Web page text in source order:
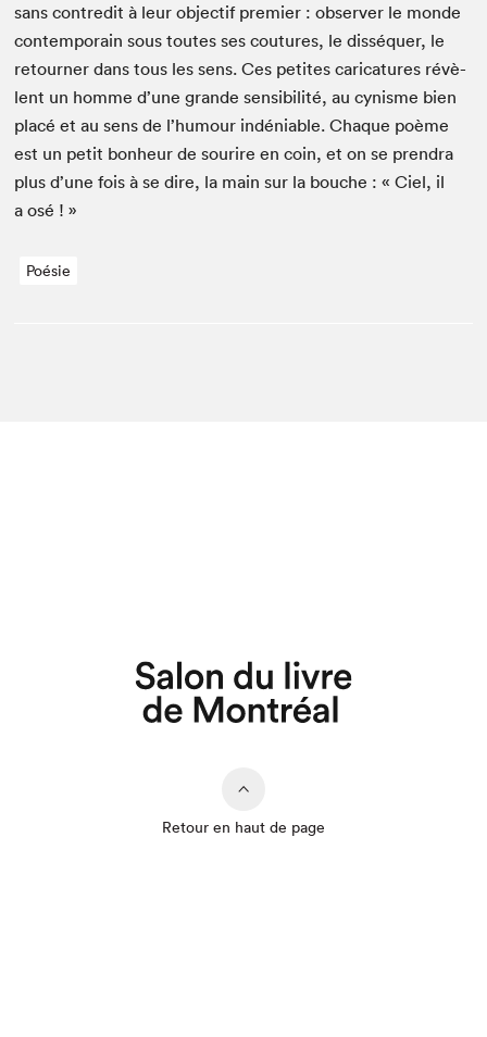
sans con­tred­it à leur objec­tif pre­mier : observ­er le monde
con­tem­po­rain sous toutes ses cou­tures, le dis­sé­quer, le
retourn­er dans tous les sens. Ces petites car­i­ca­tures révè­
lent un homme d’une grande sen­si­bil­ité, au cynisme bien
placé et au sens de l’hu­mour indé­ni­able. Chaque poème
est un petit bon­heur de sourire en coin, et on se pren­dra
plus d’une fois à se dire, la main sur la bouche : « Ciel, il
a osé ! »
Poésie
Retour en haut de page